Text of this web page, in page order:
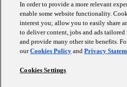
In order to provide a more relevant
enable some website functionality.
interest you; allow you to easily share
to deliver content, jobs and ads
and provide many other site benefits.
ourCookies Policy andPrivacy
Cookies Settings